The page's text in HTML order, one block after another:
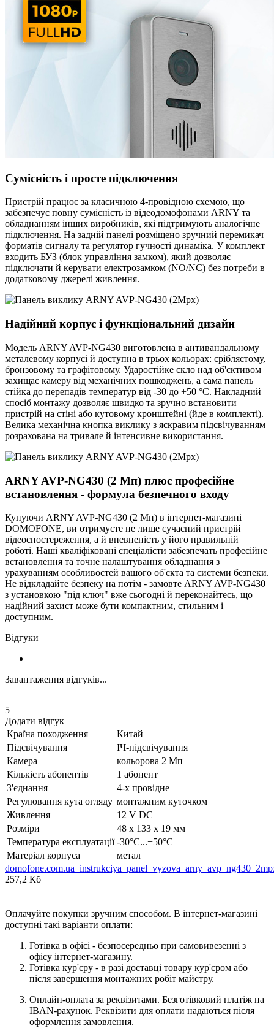
Сумісність і просте підключення
Пристрій працює за класичною 4-провідною схемою, що
забезпечує повну сумісність із відеодомофонами ARNY та
обладнанням інших виробників, які підтримують аналогічне
підключення. На задній панелі розміщено зручний перемикач
форматів сигналу та регулятор гучності динаміка. У комплект
входить БУЗ (блок управління замком), який дозволяє
підключати й керувати електрозамком (NO/NC) без потреби в
додатковому джерелі живлення.
Надійний корпус і функціональний дизайн
Модель ARNY AVP-NG430 виготовлена в антивандальному
металевому корпусі й доступна в трьох кольорах: сріблястому,
бронзовому та графітовому. Ударостійке скло над об'єктивом
захищає камеру від механічних пошкоджень, а сама панель
стійка до перепадів температур від -30 до +50 °C. Накладний
спосіб монтажу дозволяє швидко та зручно встановити
пристрій на стіні або кутовому кронштейні (йде в комплекті).
Велика механічна кнопка виклику з яскравим підсвічуванням
розрахована на тривале й інтенсивне використання.
ARNY AVP-NG430 (2 Мп) плюс професійне
встановлення - формула безпечного входу
Купуючи ARNY AVP-NG430 (2 Мп) в інтернет-магазині
DOMOFONE, ви отримуєте не лише сучасний пристрій
відеоспостереження, а й впевненість у його правильній
роботі. Наші кваліфіковані спеціалісти забезпечать професійне
встановлення та точне налаштування обладнання з
урахуванням особливостей вашого об'єкта та системи безпеки.
Не відкладайте безпеку на потім - замовте ARNY AVP-NG430
з установкою "під ключ" вже сьогодні й переконайтесь, що
надійний захист може бути компактним, стильним і
доступним.
Відгуки
Завантаження відгуків...
5
Додати відгук
Країна походження
Китай
Підсвічування
ІЧ-підсвічування
Камера
кольорова 2 Мп
Кількість абонентів
1 абонент
З'єднання
4-х провідне
Регулювання кута огляду монтажним куточком
Живлення
12 V DC
Розміри
48 х 133 х 19 мм
Температура експлуатації -30°С...+50°С
Матеріал корпуса
метал
257,2 Кб
Оплачуйте покупки зручним способом. В інтернет-магазині
доступні такі варіанти оплати:
Готівка в офісі - безпосередньо при самовивезенні з
офісу інтернет-магазину.
Готівка кур'єру - в разі доставці товару кур'єром або
після завершення монтажних робіт майстру.
Онлайн-оплата за реквізитами. Безготівковий платіж на
IBAN-рахунок. Реквізити для оплати надаються після
оформлення замовлення.